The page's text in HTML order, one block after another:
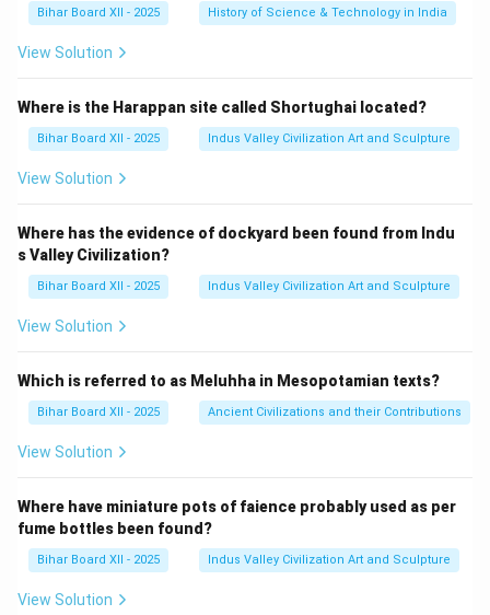
Bihar Board XII - 2025 History of Science & Technology in India
View Solution
Where is the Harappan site called Shortughai located?
Bihar Board XII - 2025 Indus Valley Civilization Art and Sculpture
View Solution
Where has the evidence of dockyard been found from Indu
s Valley Civilization?
Bihar Board XII - 2025 Indus Valley Civilization Art and Sculpture
View Solution
Which is referred to as Meluhha in Mesopotamian texts?
Bihar Board XII - 2025 Ancient Civilizations and their Contributions
View Solution
Where have miniature pots of faience probably used as per
fume bottles been found?
Bihar Board XII - 2025 Indus Valley Civilization Art and Sculpture
View Solution